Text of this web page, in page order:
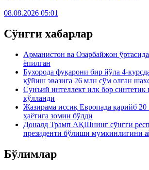
08.08.2026 05:01
Сўнгги хабарлар
Арманистон ва Озарбайжон
ёпилган
Бухорода фуқарони бир йўла 4-
қўйиш эвазига 26 млн сўм олган
Сунъий интеллект илк бор синтетик
қўлланди
Жазирама иссиқ Европада қарийб
ҳаётига зомин бўлди
Доналд Трамп АҚШнинг сўнгги
президенти бўлиши мумкинлигини
Бўлимлар